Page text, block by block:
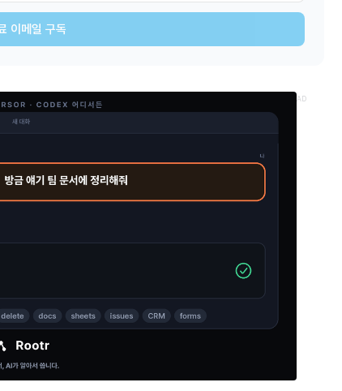
이메일 구독
AD